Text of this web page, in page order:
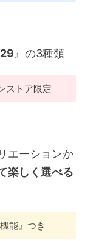
』の3種類
ストア限定
エーションか
楽しく選べる
能』つき